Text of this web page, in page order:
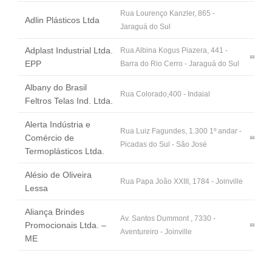
Adlin Plásticos Ltda
Rua Lourenço Kanzler, 865 -
Jaraguá do Sul
Adplast Industrial Ltda.
EPP
Rua Albina Kogus Piazera, 441 -
Barra do Rio Cerro - Jaraguá do Sul
Albany do Brasil
Feltros Telas Ind. Ltda.
Rua Colorado,400 - Indaial
Alerta Indústria e
Comércio de
Termoplásticos Ltda.
Rua Luiz Fagundes, 1.300 1º andar -
Picadas do Sul - São José
Alésio de Oliveira
Lessa
Rua Papa João XXIII, 1784 - Joinville
Aliança Brindes
Promocionais Ltda. –
ME
Av. Santos Dummont , 7330 -
Aventureiro - Joinville